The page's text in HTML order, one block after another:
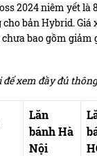
2024 niêm yết là
bản Hybrid. Giá
chưa bao gồm
để xem đầy đủ
Lăn
bánh Hà
Nội